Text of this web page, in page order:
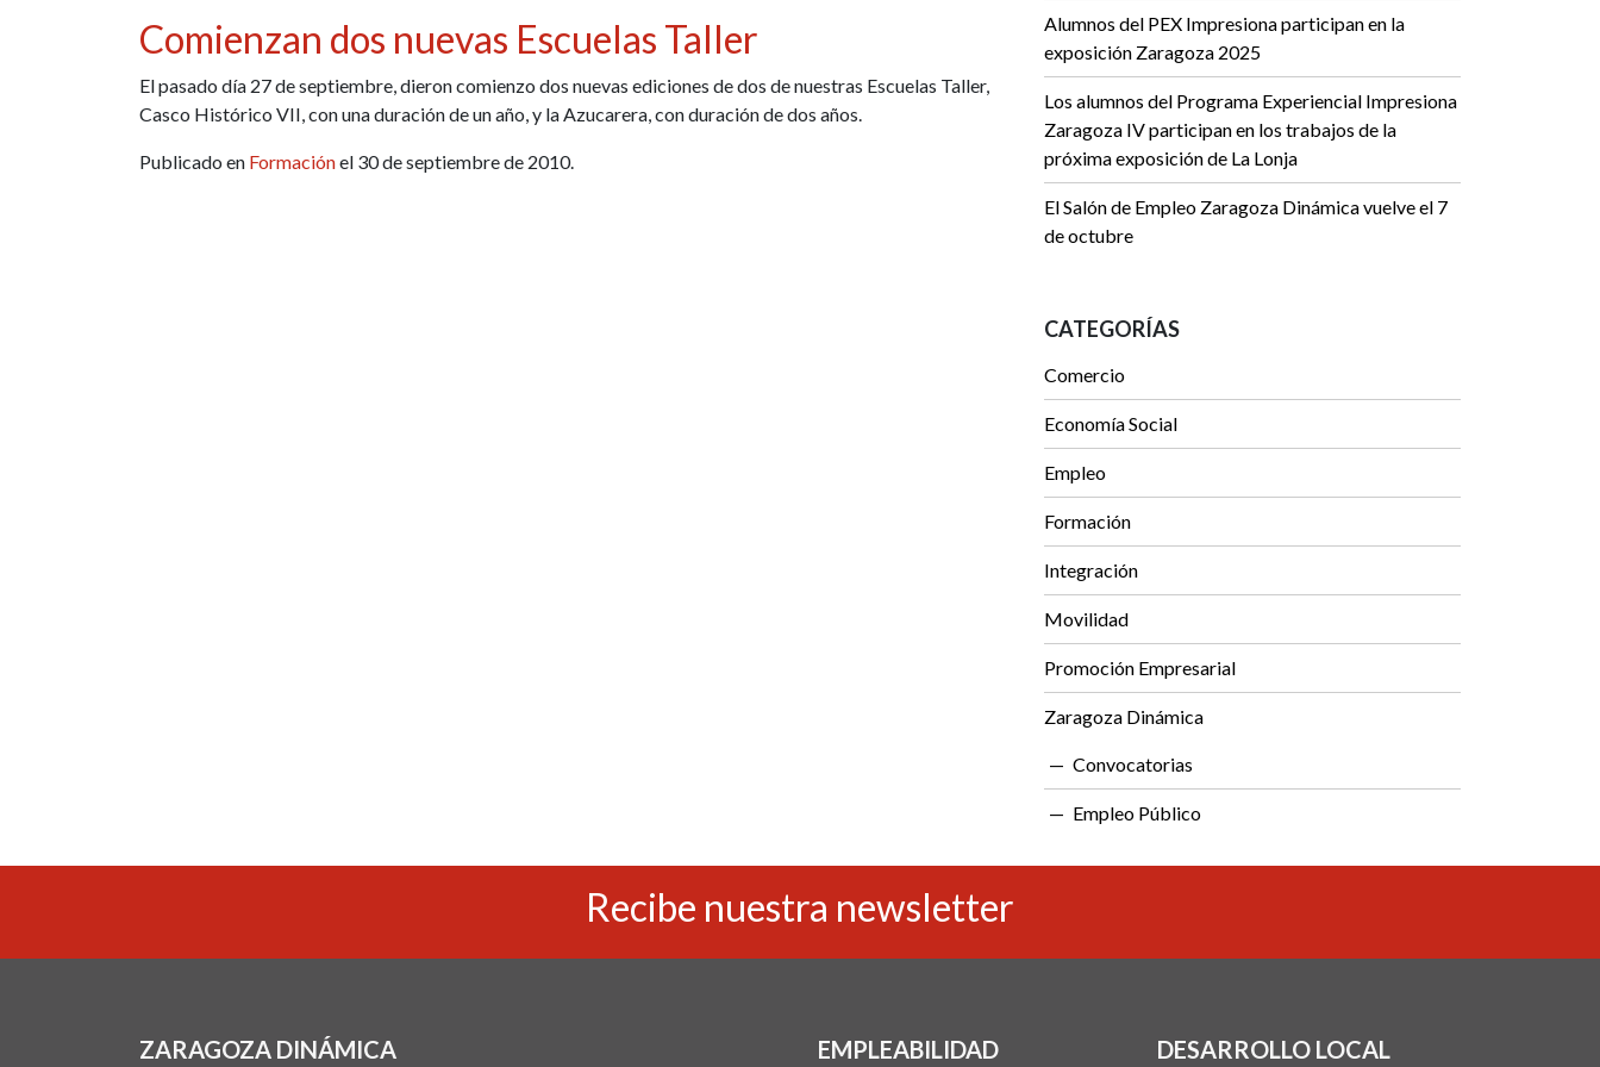
Comienzan dos nuevas Escuelas Taller
El pasado día 27 de septiembre, dieron comienzo dos nuevas ediciones de dos de nuestras Escuelas Taller,
Casco Histórico VII, con una duración de un año, y la Azucarera, con duración de dos años.
Publicado en Formaciónel 30 de septiembre de 2010.
Alumnos del PEX Impresiona participan en la
exposición Zaragoza 2025
Los alumnos del Programa Experiencial Impresiona
Zaragoza IV participan en los trabajos de la
próxima exposición de La Lonja
El Salón de Empleo Zaragoza Dinámica vuelve el 7
de octubre
CATEGORÍAS
Comercio
Economía Social
Empleo
Formación
Integración
Movilidad
Promoción Empresarial
Zaragoza Dinámica
Convocatorias
Empleo Público
Recibe nuestra newsletter
ZARAGOZA DINÁMICA EMPLEABILIDAD DESARROLLO LOCAL